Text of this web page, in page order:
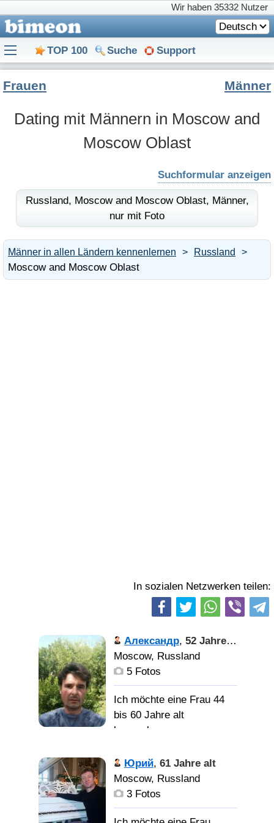
Wir haben 35332 Nutzer
Deutsch
TOP 100 Suche Support
Dating mit Männern in Moscow and
Moscow Oblast
Frauen Männer
Suchformular anzeigen
Russland, Moscow and Moscow Oblast, Männer,
nur mit Foto
Männer in allen Ländern kennenlernen Russland
Moscow and Moscow Oblast
In sozialen Netzwerken teilen:
Александр, 52 Jahre alt
Moscow, Russland
5 Fotos
Ich möchte eine Frau 44
bis 60 Jahre alt
kennenlernen
Александр,
симпатичный москвич.
Женат не был, детей нет.
отзывчивый парень. Не
Юрий, 61 Jahre alt
Moscow, Russland
3 Fotos